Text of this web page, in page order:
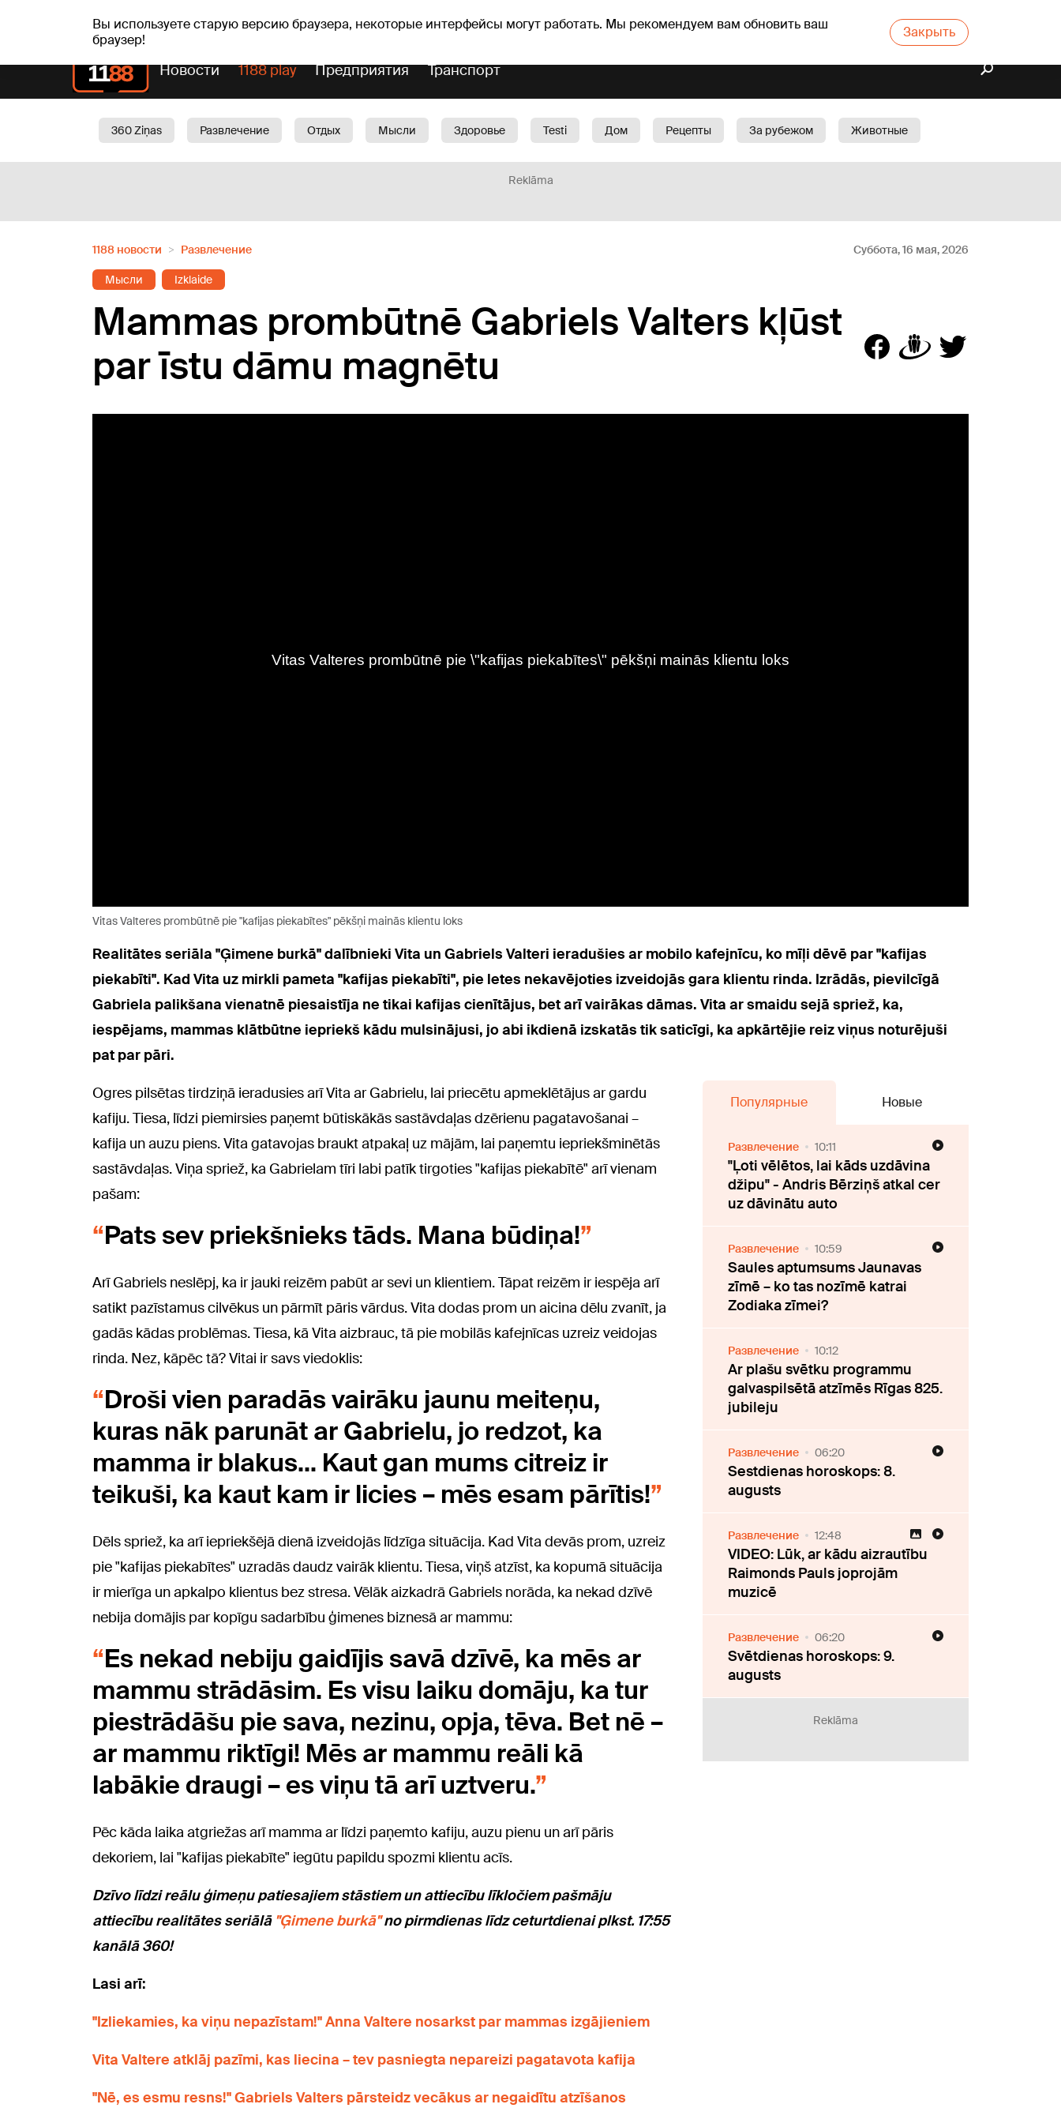
Вы используете старую версию браузера, некоторые интерфейсы могут работать. Мы рекомендуем вам обновить ваш
браузер!
Закрыть
вс, 09.08.2026. +23°C Genoveva, Madara, Genovefa Прогноз погоды Гороскопы
Новости 1188 play Предприятия Транспорт
360 Ziņas Развлечение Отдых Мысли Здоровье Testi Дом Рецепты За рубежом
Животные
Reklāma
1188 новости Развлечение Суббота, 16 мая, 2026
Мысли Izklaide
Mammas prombūtnē Gabriels Valters kļūst
par īstu dāmu magnētu
Vitas Valteres prombūtnē pie "kafijas piekabītes" pēkšņi mainās klientu loks
Realitātes seriāla "Ģimene burkā" dalībnieki Vita un Gabriels Valteri ieradušies ar mobilo kafejnīcu, ko mīļi dēvē par "kafijas
piekabīti". Kad Vita uz mirkli pameta "kafijas piekabīti", pie letes nekavējoties izveidojās gara klientu rinda. Izrādās, pievilcīgā
Gabriela palikšana vienatnē piesaistīja ne tikai kafijas cienītājus, bet arī vairākas dāmas. Vita ar smaidu sejā spriež, ka,
iespējams, mammas klātbūtne iepriekš kādu mulsinājusi, jo abi ikdienā izskatās tik saticīgi, ka apkārtējie reiz viņus noturējuši
pat par pāri.
Ogres pilsētas tirdziņā ieradusies arī Vita ar Gabrielu, lai priecētu apmeklētājus ar gardu
kafiju. Tiesa, līdzi piemirsies paņemt būtiskākās sastāvdaļas dzērienu pagatavošanai –
kafija un auzu piens. Vita gatavojas braukt atpakaļ uz mājām, lai paņemtu iepriekšminētās
sastāvdaļas. Viņa spriež, ka Gabrielam tīri labi patīk tirgoties "kafijas piekabītē" arī vienam
pašam:
Pats sev priekšnieks tāds. Mana būdiņa!
Arī Gabriels neslēpj, ka ir jauki reizēm pabūt ar sevi un klientiem. Tāpat reizēm ir iespēja arī
satikt pazīstamus cilvēkus un pārmīt pāris vārdus. Vita dodas prom un aicina dēlu zvanīt, ja
gadās kādas problēmas. Tiesa, kā Vita aizbrauc, tā pie mobilās kafejnīcas uzreiz veidojas
rinda. Nez, kāpēc tā? Vitai ir savs viedoklis:
Droši vien paradās vairāku jaunu meiteņu,
kuras nāk parunāt ar Gabrielu, jo redzot, ka
mamma ir blakus... Kaut gan mums citreiz ir
teikuši, ka kaut kam ir licies – mēs esam pārītis!
Dēls spriež, ka arī iepriekšējā dienā izveidojās līdzīga situācija. Kad Vita devās prom, uzreiz
pie "kafijas piekabītes" uzradās daudz vairāk klientu. Tiesa, viņš atzīst, ka kopumā situācija
ir mierīga un apkalpo klientus bez stresa. Vēlāk aizkadrā Gabriels norāda, ka nekad dzīvē
nebija domājis par kopīgu sadarbību ģimenes biznesā ar mammu:
Es nekad nebiju gaidījis savā dzīvē, ka mēs ar
mammu strādāsim. Es visu laiku domāju, ka tur
piestrādāšu pie sava, nezinu, opja, tēva. Bet nē –
ar mammu riktīgi! Mēs ar mammu reāli kā
labākie draugi – es viņu tā arī uztveru.
Pēc kāda laika atgriežas arī mamma ar līdzi paņemto kafiju, auzu pienu un arī pāris
dekoriem, lai "kafijas piekabīte" iegūtu papildu spozmi klientu acīs.
Dzīvo līdzi reālu ģimeņu patiesajiem stāstiem un attiecību līkločiem pašmāju
attiecību realitātes seriālā "Ģimene burkā"no pirmdienas līdz ceturtdienai plkst. 17:55
kanālā 360!
Lasi arī:
"Izliekamies, ka viņu nepazīstam!" Anna Valtere nosarkst par mammas izgājieniem
Vita Valtere atklāj pazīmi, kas liecina – tev pasniegta nepareizi pagatavota kafija
"Nē, es esmu resns!" Gabriels Valters pārsteidz vecākus ar negaidītu atzīšanos
Популярные Новые
Развлечение 10:11
"Ļoti vēlētos, lai kāds uzdāvina
džipu" - Andris Bērziņš atkal cer
uz dāvinātu auto
Развлечение 10:59
Saules aptumsums Jaunavas
zīmē – ko tas nozīmē katrai
Zodiaka zīmei?
Развлечение 10:12
Ar plašu svētku programmu
galvaspilsētā atzīmēs Rīgas 825.
jubileju
Развлечение 06:20
Sestdienas horoskops: 8.
augusts
Развлечение 12:48
VIDEO: Lūk, ar kādu aizrautību
Raimonds Pauls joprojām
muzicē
Развлечение 06:20
Svētdienas horoskops: 9.
augusts
Reklāma